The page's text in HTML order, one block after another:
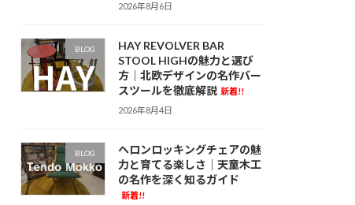
2026年8月6日
BLOG
HAY REVOLVER BAR
STOOL HIGHの魅力と選び
方｜北欧デザインの名作バー
スツールを徹底解説 新着!!
2026年8月4日
BLOG
ヘロンロッキングチェアの魅
力と育てる楽しさ｜天童木工
の名作を深く知るガイド
新着!!